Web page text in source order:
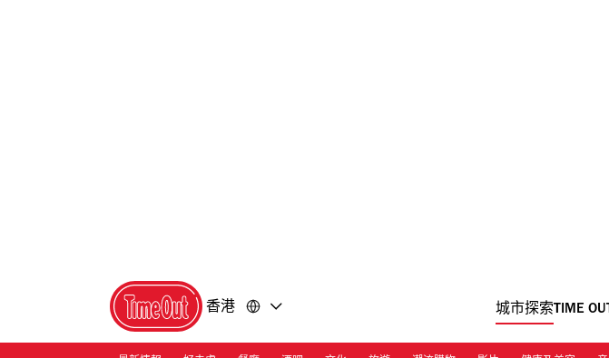
香港 城市探索TIME